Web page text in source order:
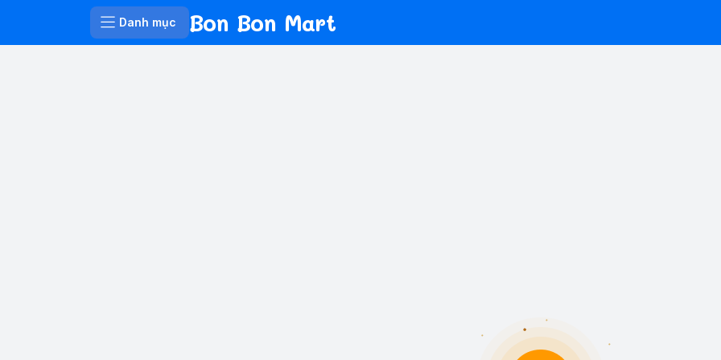
Danh mục Bon Bon Mart